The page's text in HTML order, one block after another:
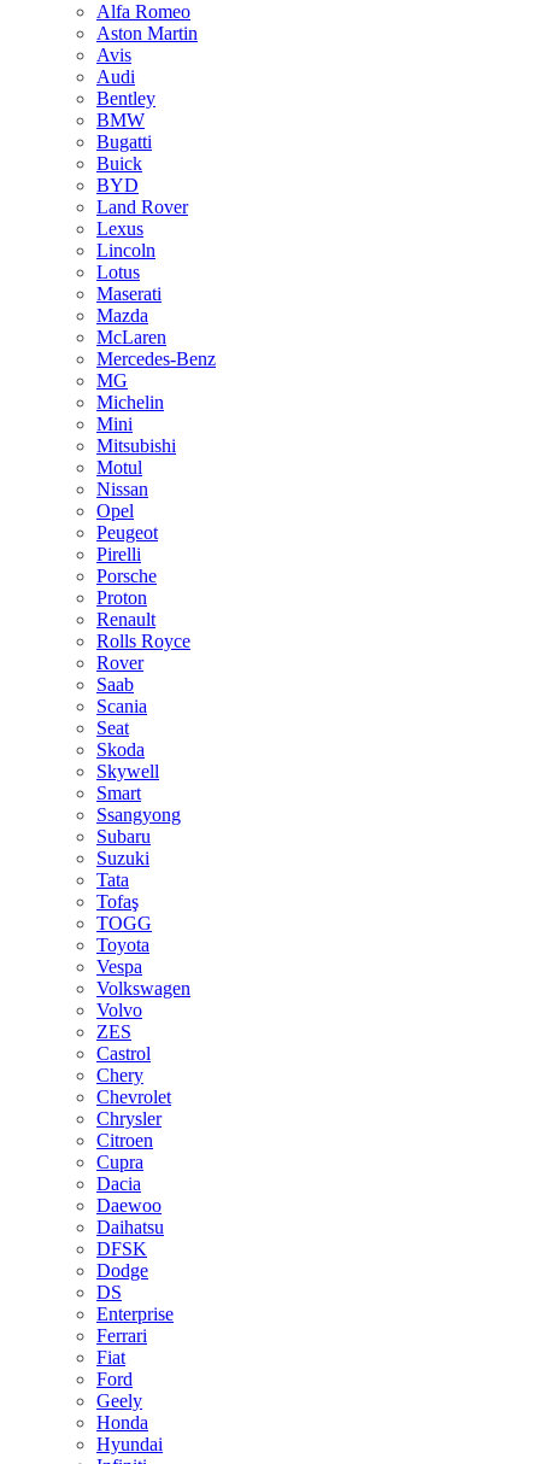
Alfa Romeo
Aston Martin
Avis
Audi
Bentley
BMW
Bugatti
Buick
BYD
Land Rover
Lexus
Lincoln
Lotus
Maserati
Mazda
McLaren
Mercedes-Benz
MG
Michelin
Mini
Mitsubishi
Motul
Nissan
Opel
Peugeot
Pirelli
Porsche
Proton
Renault
Rolls Royce
Rover
Saab
Scania
Seat
Skoda
Skywell
Smart
Ssangyong
Subaru
Suzuki
Tata
Tofaş
TOGG
Toyota
Vespa
Volkswagen
Volvo
ZES
Castrol
Chery
Chevrolet
Chrysler
Citroen
Cupra
Dacia
Daewoo
Daihatsu
DFSK
Dodge
DS
Enterprise
Ferrari
Fiat
Ford
Geely
Honda
Hyundai